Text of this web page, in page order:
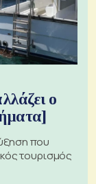
ο
που
τουρισμός